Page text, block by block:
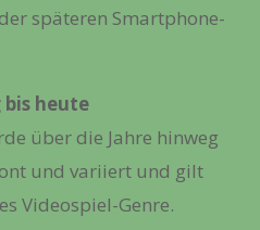
späteren Smartphone-
heute
über die Jahre hinweg
und variiert und gilt
Videospiel-Genre.